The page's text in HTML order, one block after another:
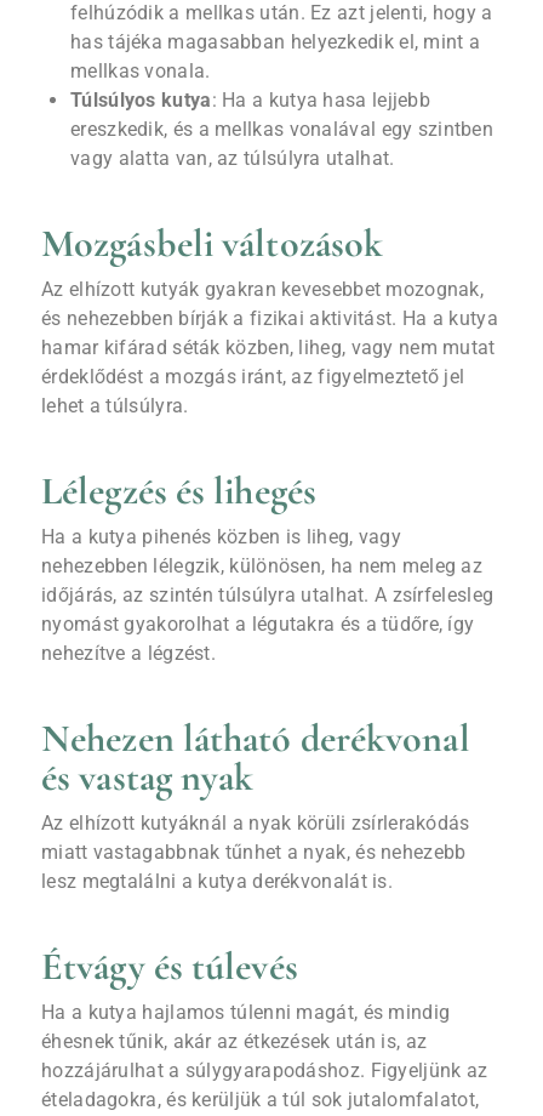
felhúzódik a mellkas után. Ez azt jelenti, hogy a
has tájéka magasabban helyezkedik el, mint a
mellkas vonala.
Túlsúlyos kutya: Ha a kutya hasa lejjebb
ereszkedik, és a mellkas vonalával egy szintben
vagy alatta van, az túlsúlyra utalhat.
Mozgásbeli változások
Az elhízott kutyák gyakran kevesebbet mozognak,
és nehezebben bírják a fizikai aktivitást. Ha a kutya
hamar kifárad séták közben, liheg, vagy nem mutat
érdeklődést a mozgás iránt, az figyelmeztető jel
lehet a túlsúlyra.
Lélegzés és lihegés
Ha a kutya pihenés közben is liheg, vagy
nehezebben lélegzik, különösen, ha nem meleg az
időjárás, az szintén túlsúlyra utalhat. A zsírfelesleg
nyomást gyakorolhat a légutakra és a tüdőre, így
nehezítve a légzést.
Nehezen látható derékvonal
és vastag nyak
Az elhízott kutyáknál a nyak körüli zsírlerakódás
miatt vastagabbnak tűnhet a nyak, és nehezebb
lesz megtalálni a kutya derékvonalát is.
Étvágy és túlevés
Ha a kutya hajlamos túlenni magát, és mindig
éhesnek tűnik, akár az étkezések után is, az
hozzájárulhat a súlygyarapodáshoz. Figyeljünk az
ételadagokra, és kerüljük a túl sok jutalomfalatot,